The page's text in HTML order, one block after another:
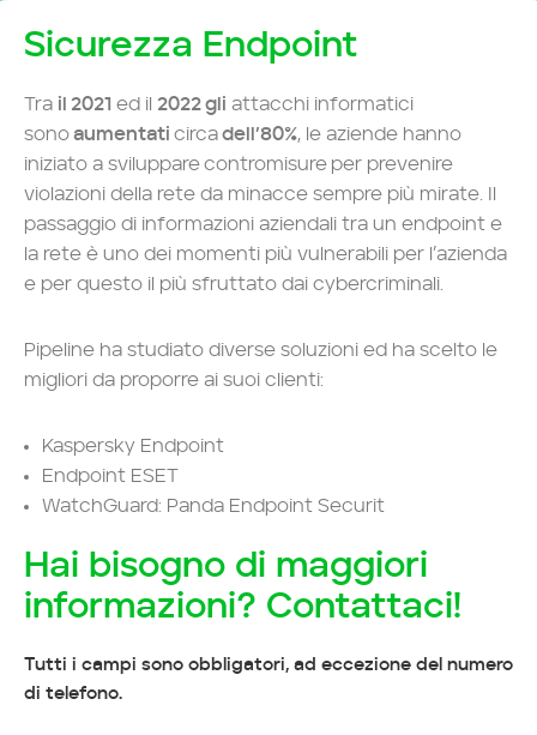
Sicurezza Endpoint
Tra il 2021 ed il 2022 gli attacchi informatici
sono aumentati circadell’80%, le aziende hanno
iniziato a sviluppare contromisure per prevenire
violazioni della rete da minacce sempre più mirate. Il
passaggio di informazioni aziendali tra un endpoint e
la rete è uno dei momenti più vulnerabili per l’azienda
e per questo il più sfruttato dai cybercriminali.
Pipeline ha studiato diverse soluzioni ed ha scelto le
migliori da proporre ai suoi clienti:
Kaspersky Endpoint
Endpoint ESET
WatchGuard: Panda Endpoint Securit
Hai bisogno di maggiori
informazioni? Contattaci!
Tutti i campi sono obbligatori, ad eccezione del numero
di telefono.